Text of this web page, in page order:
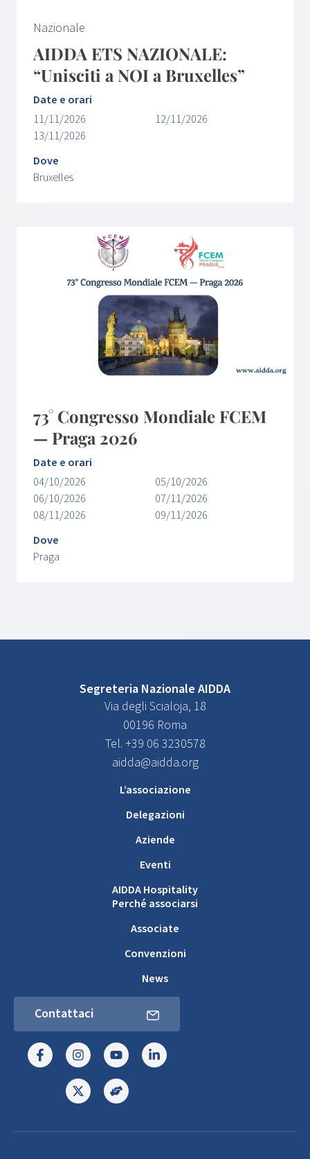
Nazionale
AIDDA ETS NAZIONALE:
“Unisciti a NOI a Bruxelles”
Date e orari
11/11/2026
12/11/2026
13/11/2026
Dove
Bruxelles
73° Congresso Mondiale FCEM
— Praga 2026
Date e orari
04/10/2026
05/10/2026
06/10/2026
07/11/2026
08/11/2026
09/11/2026
Dove
Praga
Segreteria Nazionale AIDDA
Via degli Scialoja, 18
00196 Roma
Tel. +39 06 3230578
aidda@aidda.org
L’associazione
Delegazioni
Aziende
Eventi
AIDDA Hospitality
Perché associarsi
Associate
Convenzioni
News
Contattaci